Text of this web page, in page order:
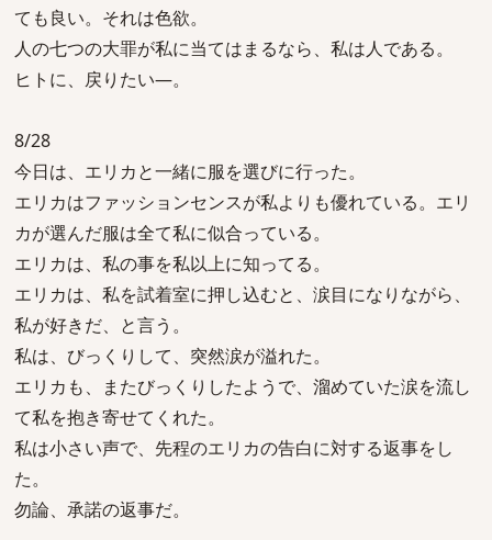
ても良い。それは色欲。
人の七つの大罪が私に当てはまるなら、私は人である。
ヒトに、戻りたい―。
8/28
今日は、エリカと一緒に服を選びに行った。
エリカはファッションセンスが私よりも優れている。エリ
カが選んだ服は全て私に似合っている。
エリカは、私の事を私以上に知ってる。
エリカは、私を試着室に押し込むと、涙目になりながら、
私が好きだ、と言う。
私は、びっくりして、突然涙が溢れた。
エリカも、またびっくりしたようで、溜めていた涙を流し
て私を抱き寄せてくれた。
私は小さい声で、先程のエリカの告白に対する返事をし
た。
勿論、承諾の返事だ。